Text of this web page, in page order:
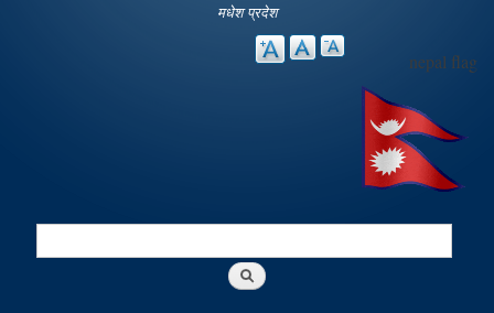
मधेश प्रदेश
nepal flag
Search